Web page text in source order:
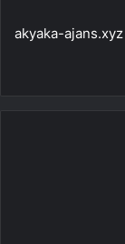
akyaka-ajans.xyz